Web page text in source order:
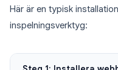
Här är en typisk
inspelningsverktyg: